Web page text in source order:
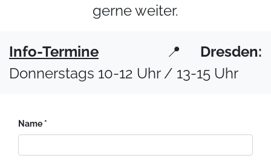
gerne weiter.
Info-Termine 📍 Dresden:
Donnerstags 10-12 Uhr / 13-15 Uhr
Name